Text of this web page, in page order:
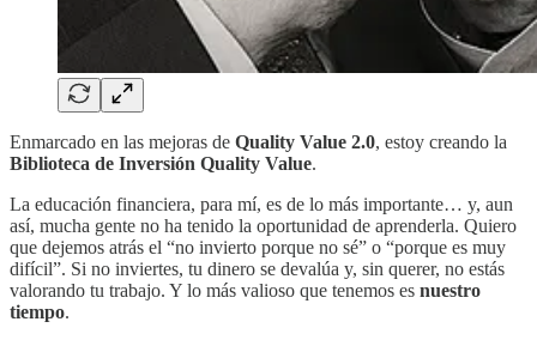
Enmarcado en las mejoras de Quality Value 2.0, estoy creando la
Biblioteca de Inversión Quality Value.
La educación financiera, para mí, es de lo más importante… y, aun
así, mucha gente no ha tenido la oportunidad de aprenderla. Quiero
que dejemos atrás el “no invierto porque no sé” o “porque es muy
difícil”. Si no inviertes, tu dinero se devalúa y, sin querer, no estás
valorando tu trabajo. Y lo más valioso que tenemos es nuestro
tiempo.